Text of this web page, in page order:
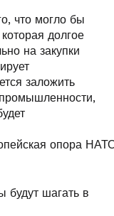
что могло бы
долгое
на закупки
заложить
опора
будут шагать в